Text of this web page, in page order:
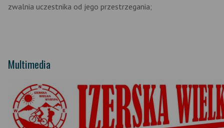
zwalnia uczestnika od jego przestrzegania;
Multimedia